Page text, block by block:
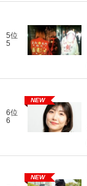
5位
5
6位
6
NEW
NEW